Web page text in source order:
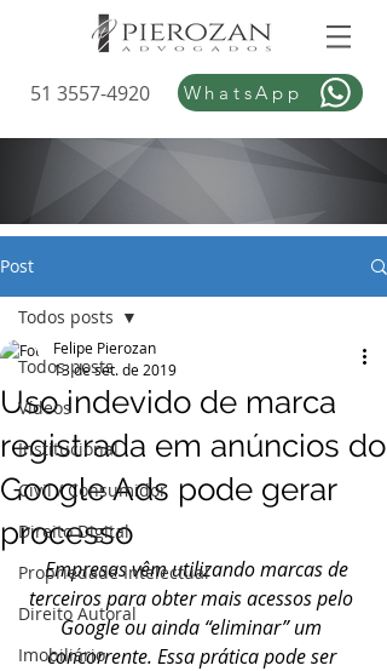
51 3557-4920 WhatsApp
Post
Todos posts
Vídeos
Institucional
Civil / Consumidor
Direito Digital
Propriedade Intelectual
Direito Autoral
Imobiliário
Todos posts
Uso indevido de marca
registrada em anúncios do
Google Ads pode gerar
processo
Felipe Pierozan
13 de set. de 2019
Empresas vêm utilizando marcas de
terceiros para obter mais acessos pelo
Google ou ainda “eliminar” um
concorrente. Essa prática pode ser